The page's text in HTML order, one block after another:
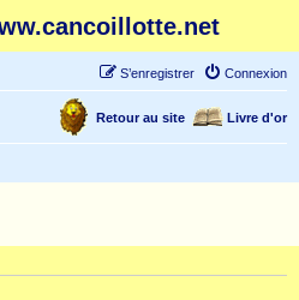
Connexion
S’enregistrer
Livre d'or
Retour au site